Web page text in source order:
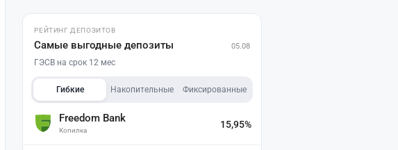
РЕЙТИНГ ДЕПОЗИТОВ
Самые выгодные депозиты 05.08
ГЭСВ на срок 12 мес
Гибкие Накопительные Фиксированные
Freedom Bank
Копилка
15,95%